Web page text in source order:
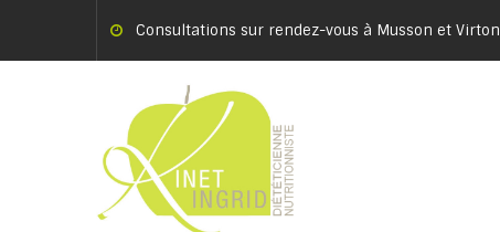
Consultations sur rendez-vous à Musson et Virton